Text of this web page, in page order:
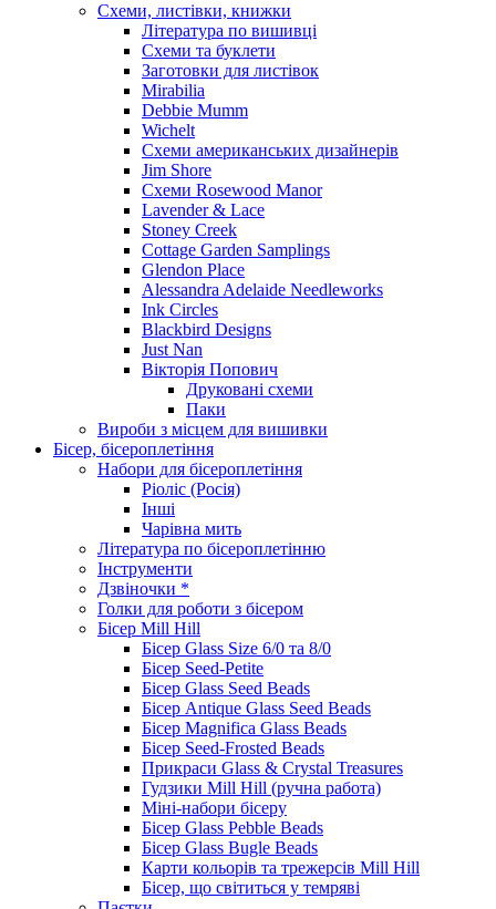
Схеми, листівки, книжки
Література по вишивці
Схеми та буклети
Заготовки для листівок
Mirabilia
Debbie Mumm
Wichelt
Схеми американських дизайнерів
Jim Shore
Cхеми Rosewood Manor
Lavender & Lace
Stoney Creek
Cottage Garden Samplings
Glendon Place
Alessandra Adelaide Needleworks
Ink Circles
Blackbird Designs
Just Nan
Вікторія Попович
Друковані схеми
Паки
Вироби з місцем для вишивки
Бісер, бісероплетіння
Набори для бісероплетіння
Ріоліс (Росія)
Інші
Чарівна мить
Література по бісероплетінню
Інструменти
Дзвіночки *
Голки для роботи з бісером
Бісер Mill Hill
Бісер Glass Size 6/0 та 8/0
Бісер Seed-Petite
Бісер Glass Seed Beads
Бісер Antique Glass Seed Beads
Бісер Magnifica Glass Beads
Бісер Seed-Frosted Beads
Прикраси Glass & Crystal Treasures
Гудзики Mill Hill (ручна работа)
Міні-набори бісеру
Бісер Glass Pebble Beads
Бісер Glass Bugle Beads
Карти кольорів та трежерсів Mill Hill
Бісер, що світиться у темряві